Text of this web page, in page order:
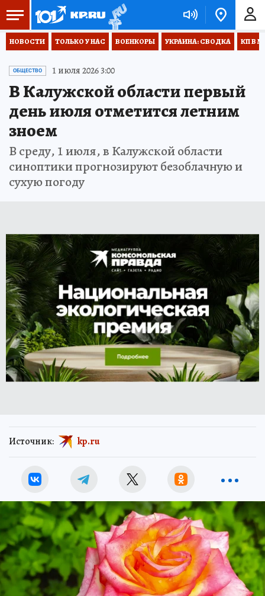
НОВОСТИ ТОЛЬКО У НАС ВОЕНКОРЫ УКРАИНА: СВОДКА КП В
ОБЩЕСТВО 1 июля 2026 3:00
В Калужской области первый
день июля отметится летним
зноем
В среду, 1 июля, в Калужской области
синоптики прогнозируют безоблачную и
сухую погоду
Источник: kp.ru